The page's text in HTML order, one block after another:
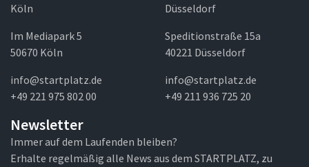
Köln
Im Mediapark 5
50670 Köln
info@startplatz.de
+49 221 975 802 00
Düsseldorf
Speditionstraße 15a
40221 Düsseldorf
info@startplatz.de
+49 211 936 725 20
Newsletter
Immer auf dem Laufenden bleiben?
Erhalte regelmäßig alle News aus dem STARTPLATZ, zu